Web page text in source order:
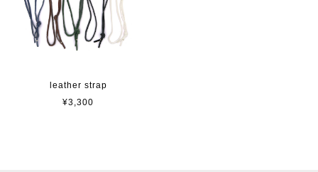
leather strap
¥3,300